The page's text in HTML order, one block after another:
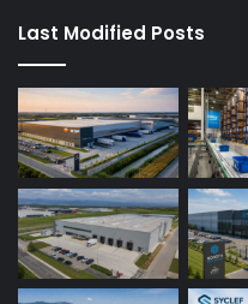
Last Modified Posts